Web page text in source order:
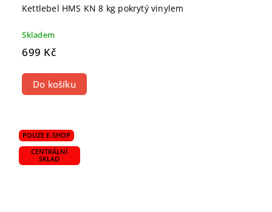
Kettlebel HMS KN 8 kg pokrytý vinylem
Skladem
699 Kč
Do košíku
POUZE E-SHOP
CENTRÁLNÍ
SKLAD